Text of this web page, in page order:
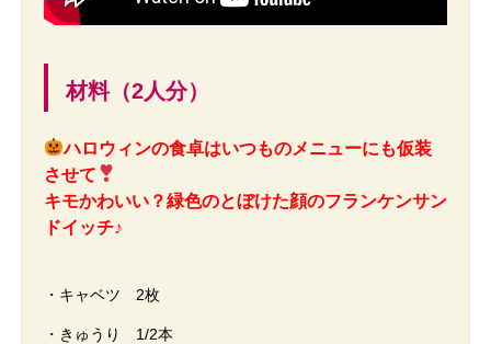
材料（2人分）
ハロウィンの食卓はいつものメニューにも仮装
させて
キモかわいい？緑色のとぼけた顔のフランケンサン
ドイッチ♪
・キャベツ 2枚
・きゅうり 1/2本